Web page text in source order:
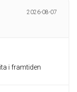
2026-08-07
i framtiden